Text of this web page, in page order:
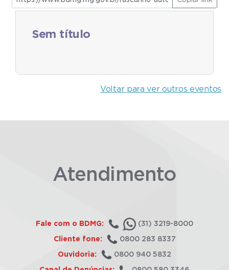
Sem título
Voltar para ver outros eventos
Atendimento
Fale com o BDMG: (31) 3219-8000
Cliente fone: 0800 283 8337
Ouvidoria: 0800 940 5832